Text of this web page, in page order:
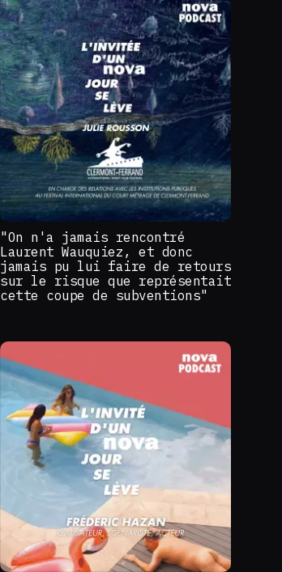
"On n'a jamais rencontré
Laurent Wauquiez, et donc
jamais pu lui faire de retours
sur le risque que représentait
cette coupe de subventions"